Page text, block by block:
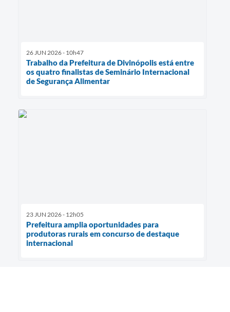
26 JUN 2026 - 10h47
Trabalho da Prefeitura de Divinópolis está entre
os quatro finalistas de Seminário Internacional
de Segurança Alimentar
23 JUN 2026 - 12h05
Prefeitura amplia oportunidades para
produtoras rurais em concurso de destaque
internacional